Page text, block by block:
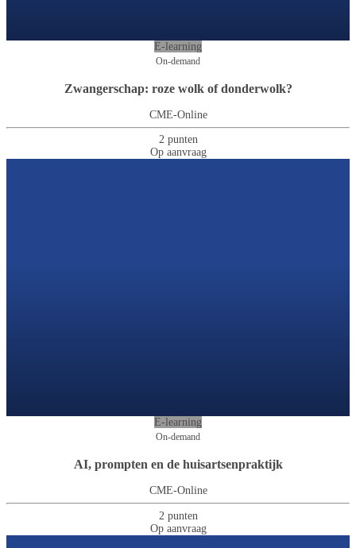
E-learning
On-demand
Zwangerschap: roze wolk of donderwolk?
CME-Online
2 punten
Op aanvraag
E-learning
On-demand
AI, prompten en de huisartsenpraktijk
CME-Online
2 punten
Op aanvraag